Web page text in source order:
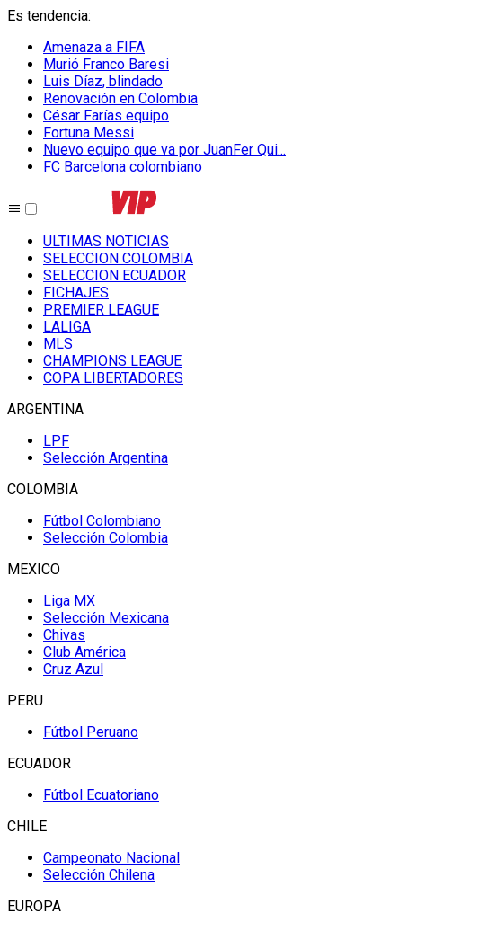
Es tendencia:
Amenaza a FIFA
Murió Franco Baresi
Luis Díaz, blindado
Renovación en Colombia
César Farías equipo
Fortuna Messi
Nuevo equipo que va por JuanFer Qui...
FC Barcelona colombiano
ULTIMAS NOTICIAS
SELECCION COLOMBIA
SELECCION ECUADOR
FICHAJES
PREMIER LEAGUE
LALIGA
MLS
CHAMPIONS LEAGUE
COPA LIBERTADORES
ARGENTINA
LPF
Selección Argentina
COLOMBIA
Fútbol Colombiano
Selección Colombia
MEXICO
Liga MX
Selección Mexicana
Chivas
Club América
Cruz Azul
PERU
Fútbol Peruano
ECUADOR
Fútbol Ecuatoriano
CHILE
Campeonato Nacional
Selección Chilena
EUROPA